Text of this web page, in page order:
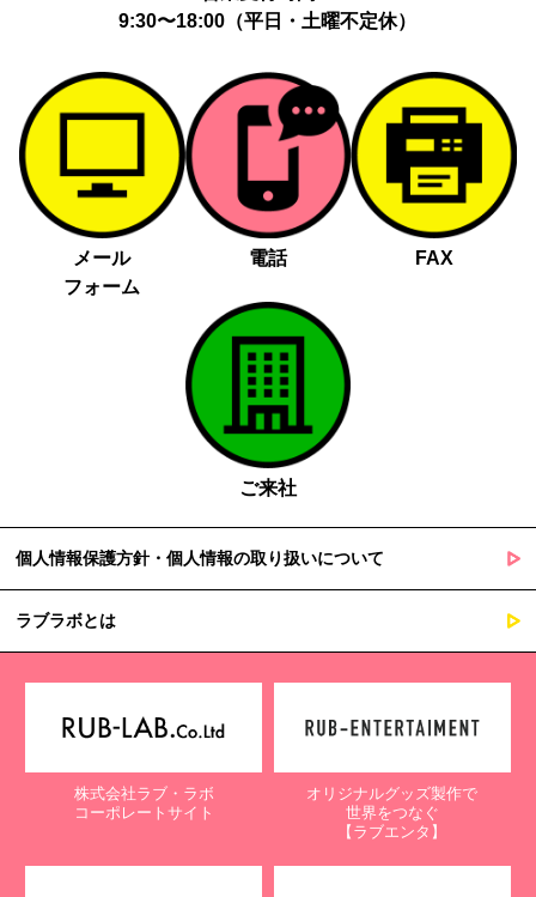
9:30〜18:00（平日・土曜不定休）
メール
フォーム
電話 FAX
ご来社
個人情報保護方針・個人情報の取り扱いについて
ラブラボとは
株式会社ラブ・ラボ
コーポレートサイト
オリジナルグッズ製作で
世界をつなぐ
【ラブエンタ】